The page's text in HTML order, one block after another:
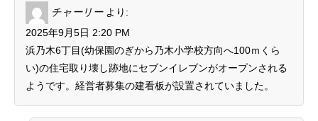
チャーリー より:
2025年9月5日 2:20 PM
浜乃木6丁目(幼保園のぎから乃木小学校方向へ100ｍくら
い)の住宅取り壊し跡地にセブンイレブンがオープンされる
ようです。経営者募集の建看板が設置されていました。